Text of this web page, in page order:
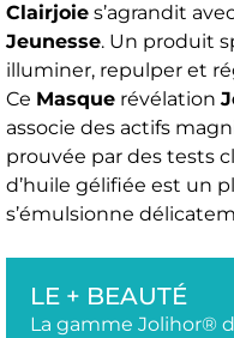
Clairjoie s’agrandit
Jeunesse. Un produit
illuminer, repulper et
Ce Masque révélation
associe des actifs
prouvée par des tests
d’huile gélifiée est un
s’émulsionne
LE + BEAUTÉ
La gamme Jolihor®